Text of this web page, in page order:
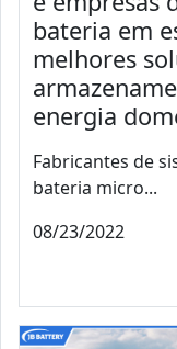
bateria em
melhores
energia
Fabricantes de
bateria micro...
08/23/2022